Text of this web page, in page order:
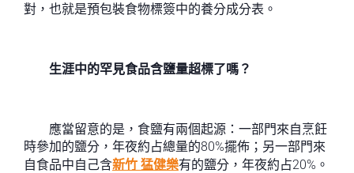
對，也就是預包裝食物標簽中的養分成分表。
生涯中的罕見食品含鹽量超標了嗎？
應當留意的是，食鹽有兩個起源：一部門來自烹飪
時參加的鹽分，年夜約占總量的80%擺佈；另一部門來
自食品中自己含新竹 猛健樂有的鹽分，年夜約占20%。